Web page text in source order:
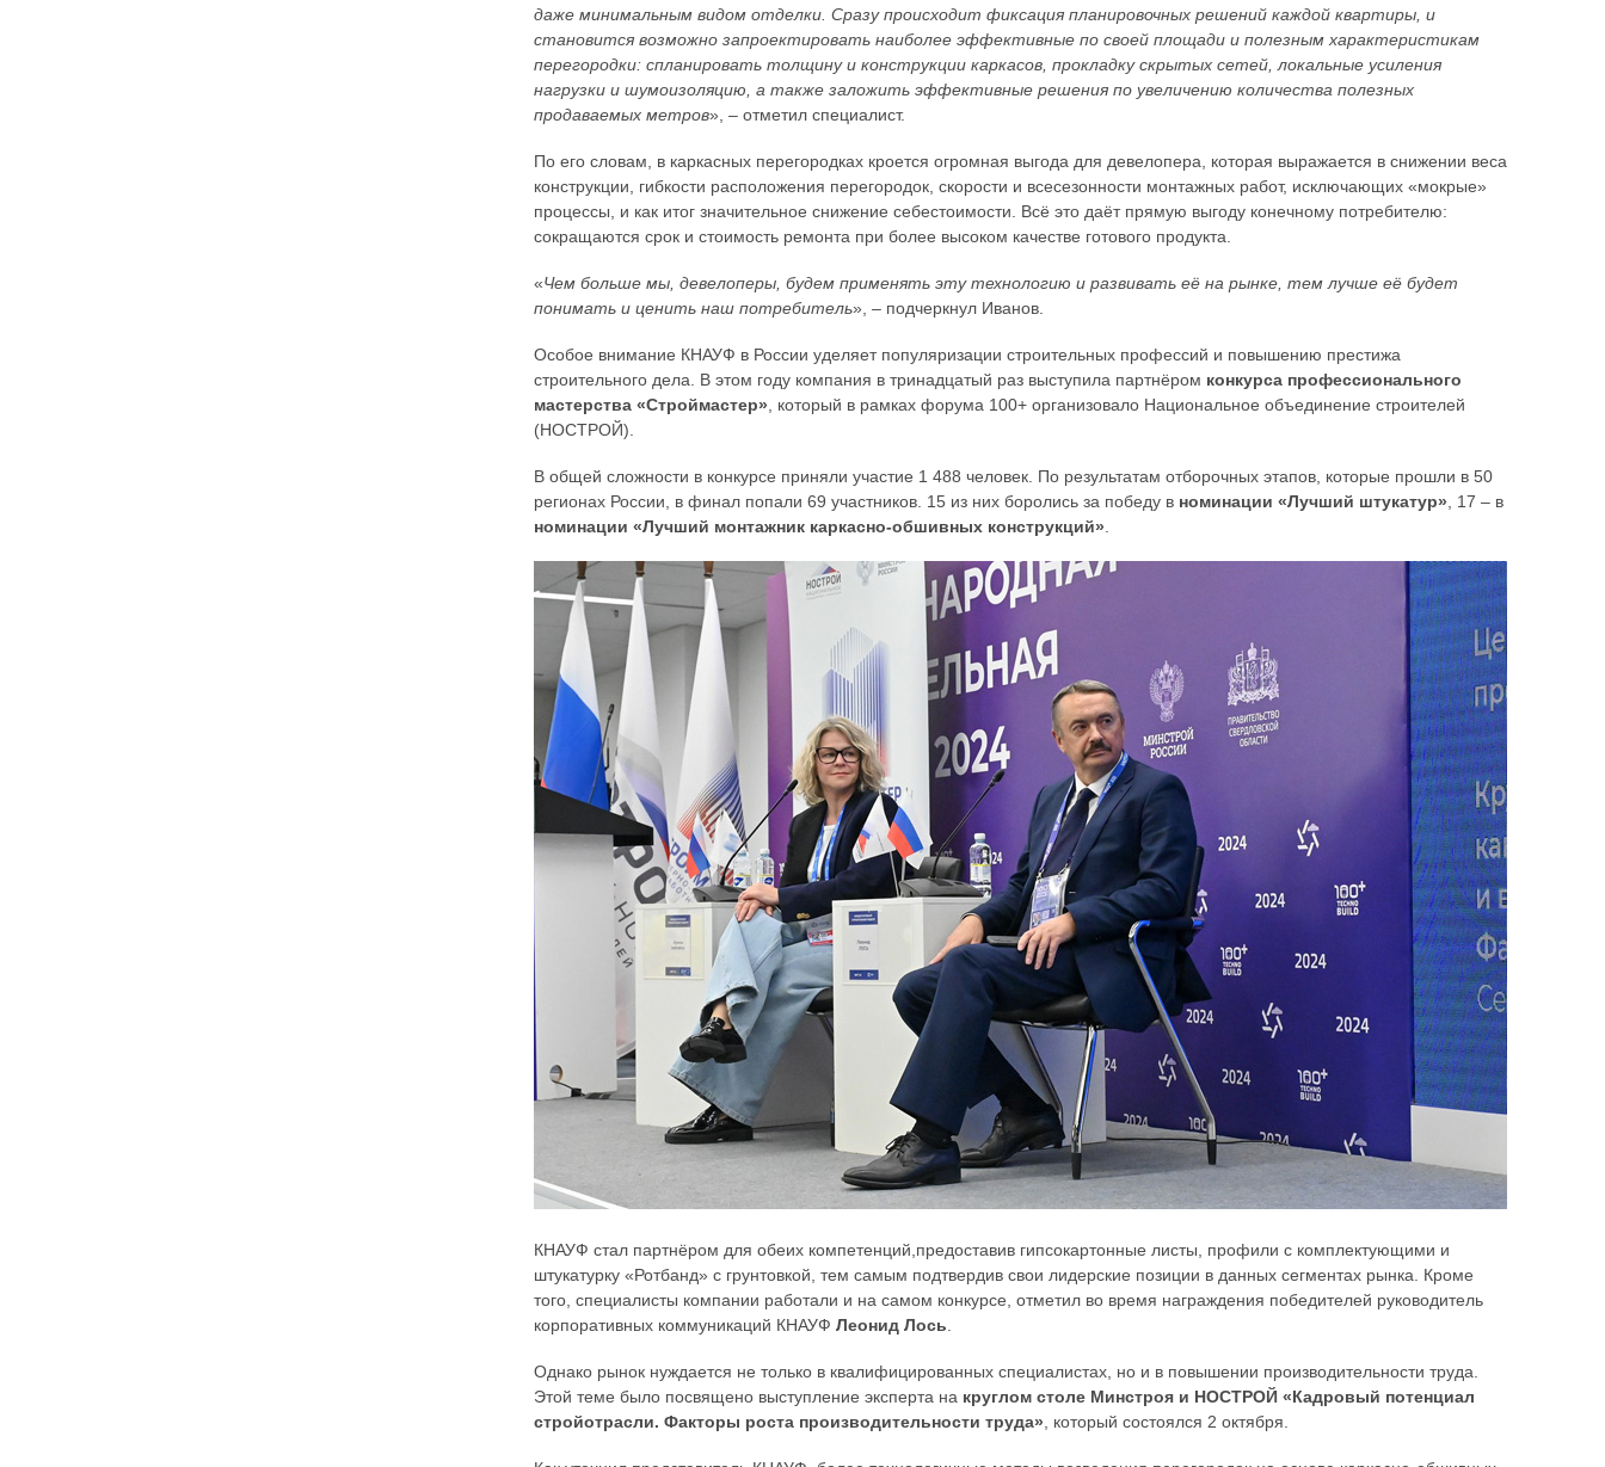
даже минимальным видом отделки. Сразу происходит фиксация планировочных решений каждой квартиры, и
становится возможно запроектировать наиболее эффективные по своей площади и полезным характеристикам
перегородки: спланировать толщину и конструкции каркасов, прокладку скрытых сетей, локальные усиления
нагрузки и шумоизоляцию, а также заложить эффективные решения по увеличению количества полезных
продаваемых метров», – отметил специалист.
По его словам, в каркасных перегородках кроется огромная выгода для девелопера, которая выражается в снижении веса
конструкции, гибкости расположения перегородок, скорости и всесезонности монтажных работ, исключающих «мокрые»
процессы, и как итог значительное снижение себестоимости. Всё это даёт прямую выгоду конечному потребителю:
сокращаются срок и стоимость ремонта при более высоком качестве готового продукта.
«Чем больше мы, девелоперы, будем применять эту технологию и развивать её на рынке, тем лучше её будет
понимать и ценить наш потребитель», – подчеркнул Иванов.
Особое внимание КНАУФ в России уделяет популяризации строительных профессий и повышению престижа
строительного дела. В этом году компания в тринадцатый раз выступила партнёром конкурса профессионального
мастерства «Строймастер» , который в рамках форума 100+ организовало Национальное объединение строителей
(НОСТРОЙ).
В общей сложности в конкурсе приняли участие 1 488 человек. По результатам отборочных этапов, которые прошли в 50
регионах России, в финал попали 69 участников. 15 из них боролись за победу в номинации «Лучший штукатур» , 17 – в
номинации «Лучший монтажник каркасно-обшивных конструкций»
КНАУФ стал партнёром для обеих компетенций,предоставив гипсокартонные листы, профили с комплектующими и
штукатурку «Ротбанд» с грунтовкой, тем самым подтвердив свои лидерские позиции в данных сегментах рынка. Кроме
того, специалисты компании работали и на самом конкурсе, отметил во время награждения победителей руководитель
корпоративных коммуникаций КНАУФЛеонид Лось
Однако рынок нуждается не только в квалифицированных специалистах, но и в повышении производительности труда.
Этой теме было посвящено выступление эксперта на круглом столе Минстроя и НОСТРОЙ «Кадровый потенциал
стройотрасли. Факторы роста производительности труда» , который состоялся 2 октября.